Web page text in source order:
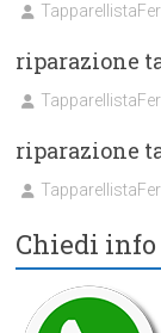
riparazione
riparazione
Chiedi info